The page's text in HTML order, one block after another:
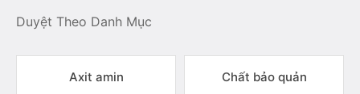
Duyệt Theo Danh Mục
Axit amin Chất bảo quản